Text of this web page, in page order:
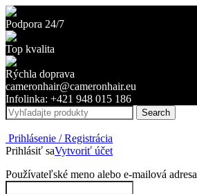
Podpora 24/7
Top kvalita
Rýchla doprava
cameronhair@cameronhair.eu
Infolinka: +421 948 015 186
Search
Prihlásenie / Registrácia
Prihlásiť saVytvoriť účet
Používateľské meno alebo e-mailová adresa